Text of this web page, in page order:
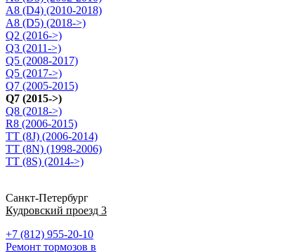
A8 (D4) (2010-2018)
A8 (D5) (2018->)
Q2 (2016->)
Q3 (2011->)
Q5 (2008-2017)
Q5 (2017->)
Q7 (2005-2015)
Q7 (2015->)
Q8 (2018->)
R8 (2006-2015)
TT (8J) (2006-2014)
TT (8N) (1998-2006)
TT (8S) (2014->)
Санкт-Петербург
Кудровский проезд 3
+7 (812) 955-20-10
Ремонт тормозов в